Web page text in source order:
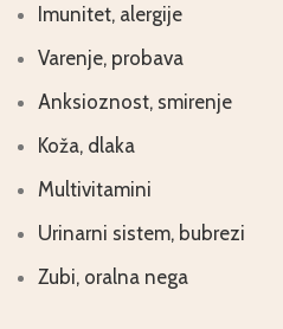
Imunitet, alergije
Varenje, probava
Anksioznost, smirenje
Koža, dlaka
Multivitamini
Urinarni sistem, bubrezi
Zubi, oralna nega